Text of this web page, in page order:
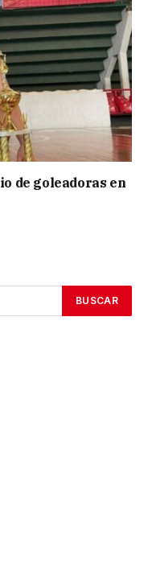
de goleadoras en